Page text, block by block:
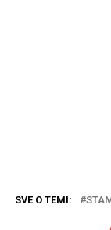
SVE O TEMI: